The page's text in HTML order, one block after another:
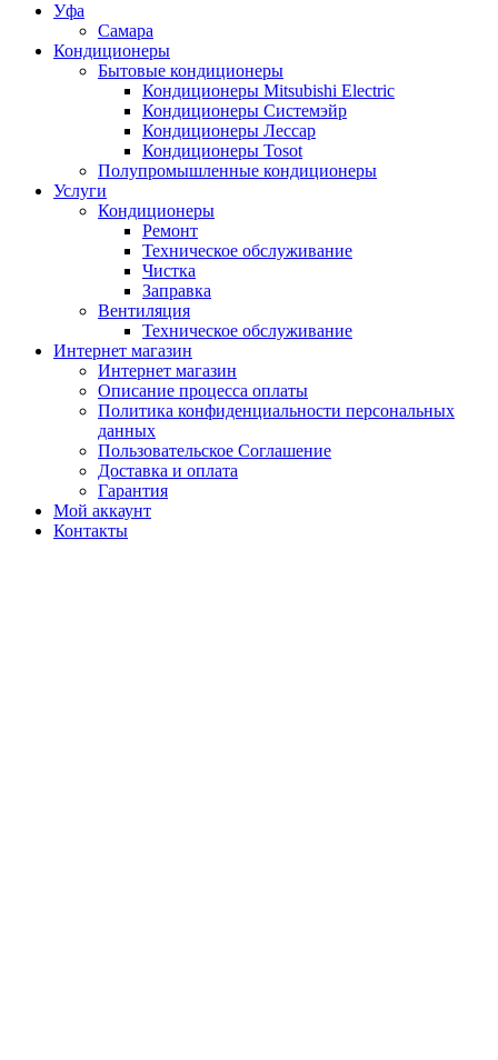
Уфа
Самара
Кондиционеры
Бытовые кондиционеры
Кондиционеры Mitsubishi Electric
Кондиционеры Системэйр
Кондиционеры Лессар
Кондиционеры Tosot
Полупромышленные кондиционеры
Услуги
Кондиционеры
Ремонт
Техническое обслуживание
Чистка
Заправка
Вентиляция
Техническое обслуживание
Интернет магазин
Интернет магазин
Описание процесса оплаты
Политика конфиденциальности персональных
данных
Пользовательское Соглашение
Доставка и оплата
Гарантия
Мой аккаунт
Контакты